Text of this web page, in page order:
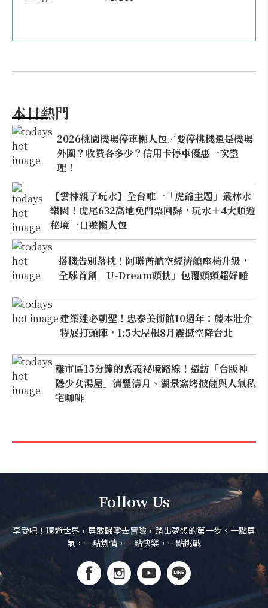
本日熱門
2026桃園機場停車懶人包／要停桃機還是機場
外圍？收費各多少？信用卡停車優惠一次整
理！
【雲林親子玩水】全台唯一「虎爺主題」叢林水
樂園！虎尾632高地免門票回歸，玩水＋4大順遊
秘境一日遊懶人包
搭機告別落枕！阿聯酋航空經濟艙座椅升級，
全球首創「U-Dream頭枕」包覆頭頸超好睡
建築迷必朝聖！忠泰美術館10週年：藤本壯介
特展打頭陣，1:5大屋根8月震撼空降台北
離市區15分鐘的嘉義祕境路線！造訪「台版神
隱少女湯屋」清豐濤月、湖景窯烤披薩與人氣私
宅咖啡
Follow Us
享受吧！環遊世界，勇敢歸零去冒險，踏出夢想的第一步。一點勇
氣，一點熱情，一點快樂，一點挑戰